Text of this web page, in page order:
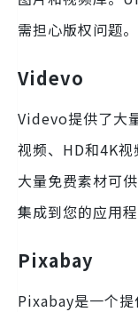
需担心版权问题。
Videvo
Videvo提供了大
视频、HD和4K
大量免费素材可
集成到您的应用程
Pixabay
Pixabay是一个